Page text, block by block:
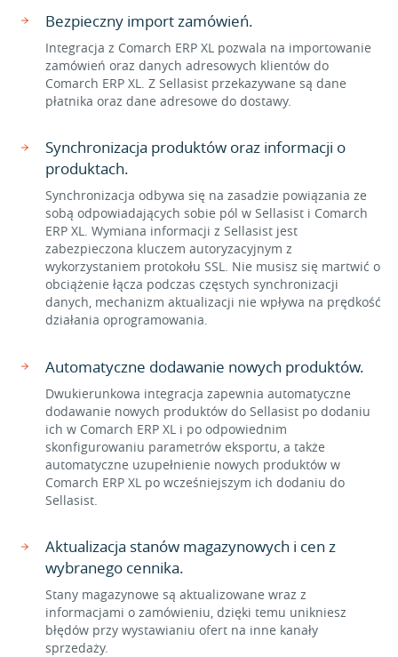
Bezpieczny import zamówień.
Integracja z Comarch ERP XL pozwala na importowanie
zamówień oraz danych adresowych klientów do
Comarch ERP XL. Z Sellasist przekazywane są dane
płatnika oraz dane adresowe do dostawy.
Synchronizacja produktów oraz informacji o
produktach.
Synchronizacja odbywa się na zasadzie powiązania ze
sobą odpowiadających sobie pól w Sellasist i Comarch
ERP XL. Wymiana informacji z Sellasist jest
zabezpieczona kluczem autoryzacyjnym z
wykorzystaniem protokołu SSL. Nie musisz się martwić o
obciążenie łącza podczas częstych synchronizacji
danych, mechanizm aktualizacji nie wpływa na prędkość
działania oprogramowania.
Automatyczne dodawanie nowych produktów.
Dwukierunkowa integracja zapewnia automatyczne
dodawanie nowych produktów do Sellasist po dodaniu
ich w Comarch ERP XL i po odpowiednim
skonfigurowaniu parametrów eksportu, a także
automatyczne uzupełnienie nowych produktów w
Comarch ERP XL po wcześniejszym ich dodaniu do
Sellasist.
Aktualizacja stanów magazynowych i cen z
wybranego cennika.
Stany magazynowe są aktualizowane wraz z
informacjami o zamówieniu, dzięki temu unikniesz
błędów przy wystawianiu ofert na inne kanały
sprzedaży.